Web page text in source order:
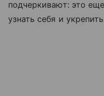
подчеркивают: это
узнать себя и